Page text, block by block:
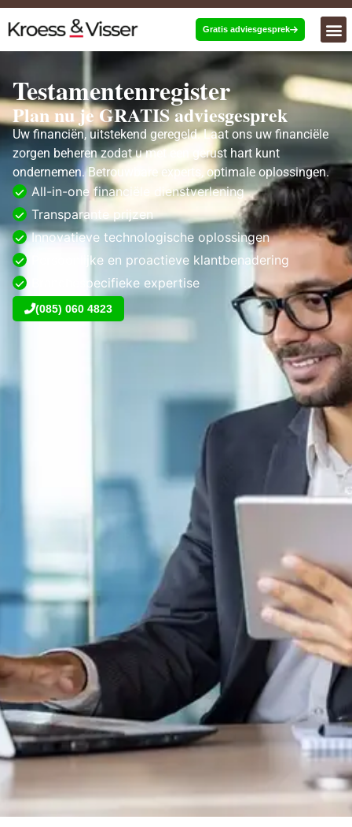
Gratis adviesgesprek
Testamentenregister
Plan nu je GRATIS adviesgesprek
Uw financiën, uitstekend geregeld. Laat ons uw financiële
zorgen beheren zodat u met een gerust hart kunt
ondernemen. Betrouwbare experts, optimale oplossingen.
All-in-one financiële dienstverlening
Transparante prijzen
Innovatieve technologische oplossingen
Persoonlijke en proactieve klantbenadering
Branchespecifieke expertise
(085) 060 4823